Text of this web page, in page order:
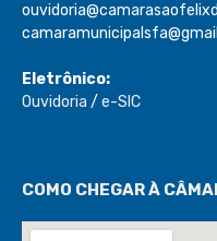
Eletrônico:
Ouvidoria / e-SIC
COMO CHEGAR À